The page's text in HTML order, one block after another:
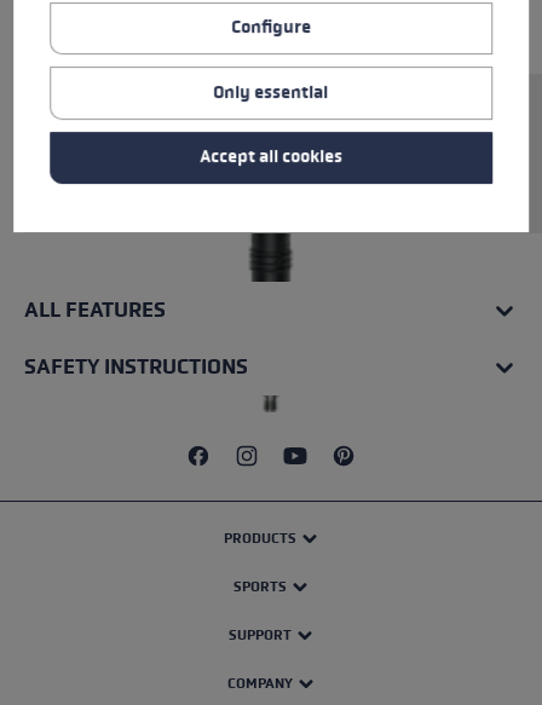
Ersatzsegment (Unterteil) für LEKI FX Stöcke.
Abmessungen: 14x330mm. Rohrmaterial:
Aluminium. Inkl. vormontierter Flex Spitze.
ALL FEATURES
SAFETY INSTRUCTIONS
PRODUCTS
SPORTS
SUPPORT
COMPANY
Configure
Only essential
Accept all cookies